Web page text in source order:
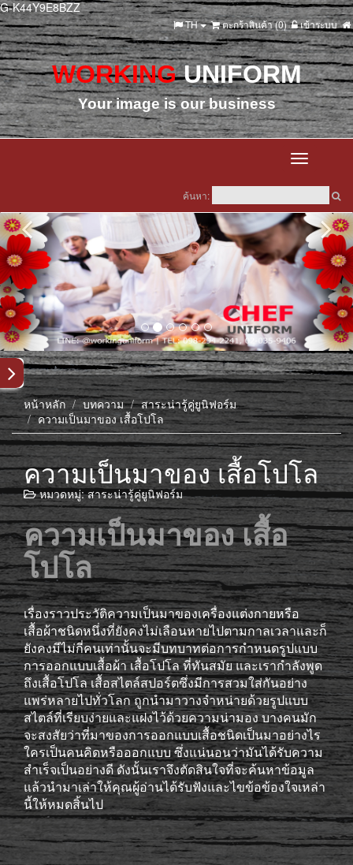
G-K44Y9E8BZZ
เข้าระบบ
ตะกร้าสินค้า (0)
TH
WORKING UNIFORM
Your image is our business
Toggle
ค้นหา:
หน้าหลัก บทความ
สาระน่ารู้คู่ยูนิฟอร์ม
ความเป็นมาของ เสื้อโปโล
ความเป็นมาของ เสื้อโปโล
หมวดหมู่:สาระน่ารู้คู่ยูนิฟอร์ม
ความเป็นมาของเสื้อ
โปโล
เรื่องราวประวัติความเป็นมาของเครื่องแต่งกายหรือ
เสื้อผ้าชนิดหนึ่งที่ยังคงไม่เลือนหายไปตามกาลเวลาและก็
ยังคงมีไม่กี่คนเท่านั้นจะมีบทบาทต่อการกำหนดรูปแบบ
การออกแบบเสื้อผ้า เสื้อโปโล ที่ทันสมัย และเรากำลังพูด
ถึงเสื้อโปโล เสื้อสไตล์สปอร์ตซึ่งมีการสวมใส่กันอย่าง
แพร่หลายไปทั่วโลก ถูกนำมาวางจำหน่ายด้วยรูปแบบ
สไตล์ที่เรียบง่ายและแฝงไว้ด้วยความน่ามอง บางคนมัก
จะสงสัยว่าที่มาของการออกแบบเสื้อชนิดเป็นมาอย่างไร
ใครเป็นคนคิดหรือออกแบบ ซึ่งแน่นอนว่ามันได้รับความ
สำเร็จเป็นอย่างดี ดังนั้นเราจึงตัดสินใจที่จะค้นหาข้อมูล
แล้วนำมาเล่าให้คุณผู้อ่านได้รับฟังและไขข้อข้องใจเหล่า
นี้ให้หมดสิ้นไป